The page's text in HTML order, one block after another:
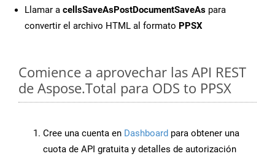
Llamar a cellsSaveAsPostDocumentSaveAs para
convertir el archivo HTML al formato PPSX
Comience a aprovechar las API REST
de Aspose.Total para ODS to PPSX
Cree una cuenta en Dashboard para obtener una
cuota de API gratuita y detalles de autorización